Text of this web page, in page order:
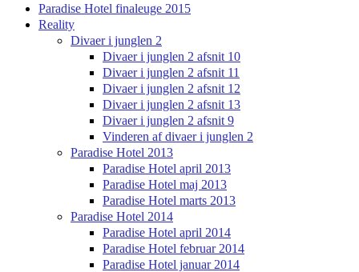
Paradise Hotel finaleuge 2015
Reality
Divaer i junglen 2
Divaer i junglen 2 afsnit 10
Divaer i junglen 2 afsnit 11
Divaer i junglen 2 afsnit 12
Divaer i junglen 2 afsnit 13
Divaer i junglen 2 afsnit 9
Vinderen af divaer i junglen 2
Paradise Hotel 2013
Paradise Hotel april 2013
Paradise Hotel maj 2013
Paradise Hotel marts 2013
Paradise Hotel 2014
Paradise Hotel april 2014
Paradise Hotel februar 2014
Paradise Hotel januar 2014